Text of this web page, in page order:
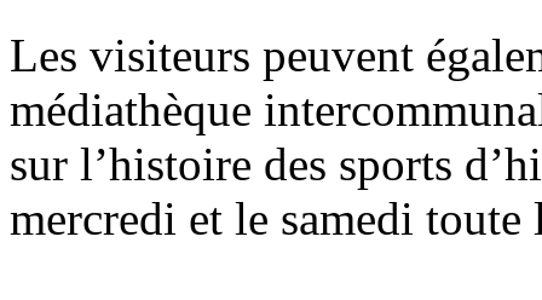
Les visiteurs peuvent
médiathèque
sur l’histoire des sports
mercredi et le samedi